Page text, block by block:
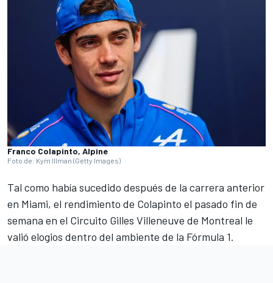
Franco Colapinto, Alpine
Foto de: Kym Illman (Getty Images)
Tal como había sucedido después de la carrera anterior
en Miami, el rendimiento de Colapinto el pasado fin de
semana en el Circuito Gilles Villeneuve de Montreal le
valió elogios dentro del ambiente de la Fórmula 1.